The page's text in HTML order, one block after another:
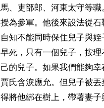
馬、吏部郎、河東太守等職
授為參軍。他後來設法從
自知不能同時保住兒子與
早死，只有一個兒子，按
己的兒子。如果我們能夠幸
賈氏含淚應允。但兒子被
得將他綁在樹上，帶著妻子